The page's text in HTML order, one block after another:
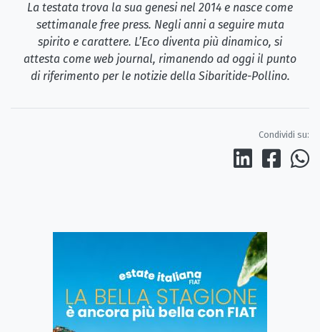
La testata trova la sua genesi nel 2014 e nasce come
settimanale free press. Negli anni a seguire muta
spirito e carattere. L’Eco diventa più dinamico, si
attesta come web journal, rimanendo ad oggi il punto
di riferimento per le notizie della Sibaritide-Pollino.
Condividi su: